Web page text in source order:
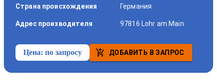
Страна происхождения Германия
Адрес производителя 97816 Lohr am Main
Цена: по запросу ДОБАВИТЬ В ЗАПРОС